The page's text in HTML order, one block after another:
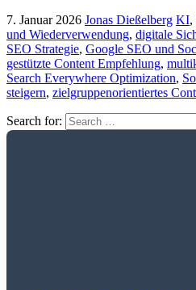
7. Januar 2026 Jonas Dießelberg KI,
und Wiederverwendung, digitale
SEO Strategie, Google SEO und
gestützte Content Empfehlung,
Search Everywhere Optimization,
steigern, zielgruppenorientiertes
Search for: